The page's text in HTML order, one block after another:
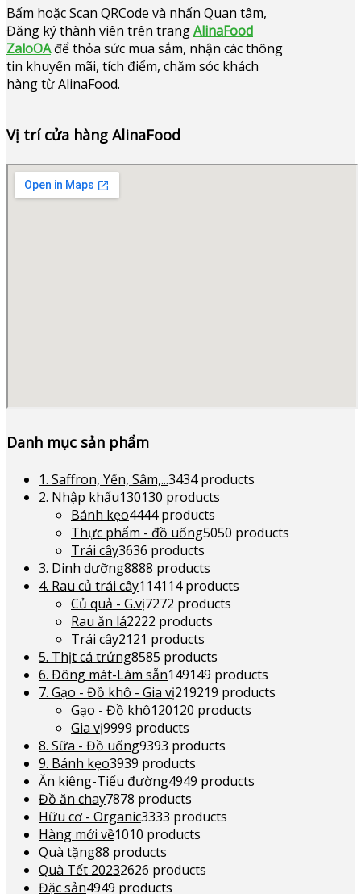
Bấm hoặcScan QRCode và nhấn Quan tâm,
Đăng ký thành viên trên trangAlinaFood
ZaloOAđể thỏa sức mua sắm, nhận các thông
tin khuyến mãi, tích điểm, chăm sóc khách
hàng từ AlinaFood.
Vị trí cửa hàng AlinaFood
Danh mục sản phẩm
1. Saffron, Yến, Sâm,...3434 products
2. Nhập khẩu130130 products
Bánh kẹo4444 products
Thực phẩm - đồ uống5050 products
Trái cây3636 products
3. Dinh dưỡng8888 products
4. Rau củ trái cây114114 products
Củ quả - G.vị7272 products
Rau ăn lá2222 products
Trái cây2121 products
5. Thịt cá trứng8585 products
6. Đông mát-Làm sẵn149149 products
7. Gạo - Đồ khô - Gia vị219219 products
Gạo - Đồ khô120120 products
Gia vị9999 products
8. Sữa - Đồ uống9393 products
9. Bánh kẹo3939 products
Ăn kiêng-Tiểu đường4949 products
Đồ ăn chay7878 products
Hữu cơ - Organic3333 products
Hàng mới về1010 products
Quà tặng88 products
Quà Tết 20232626 products
Đặc sản4949 products